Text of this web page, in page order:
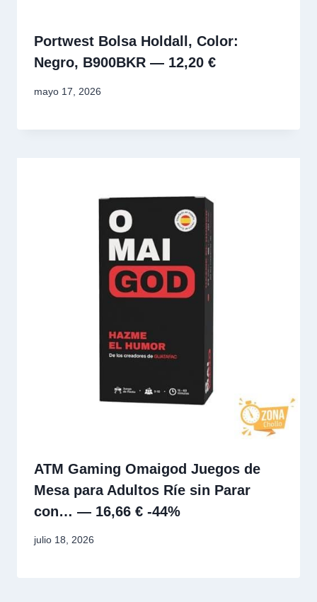
Portwest Bolsa Holdall, Color:
Negro, B900BKR — 12,20 €
mayo 17, 2026
ATM Gaming Omaigod Juegos de
Mesa para Adultos Ríe sin Parar
con… — 16,66 € -44%
julio 18, 2026